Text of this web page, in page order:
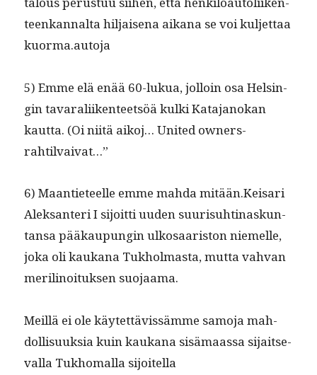
teenkannal­ta hil­jaise­na aikana se voi kul­jet­taa
kuorma.autoja
5) Emme elä enää 60-lukua, jol­loin osa Helsin­
gin tavar­ali­iken­teet­söä kul­ki Kata­janokan
kaut­ta. (Oi niitä aikoj… Unit­ed own­ers-
rahtilvaivat…”
6) Maanti­eteelle emme mah­da mitään.Keisari
Alek­san­teri I sijoit­ti uuden suurisuhti­naskun­
tansa pääkaupun­gin ulkosaaris­ton niemelle,
joka oli kaukana Tukhol­mas­ta, mut­ta vah­van
mer­ili­noituk­sen suojaama.
Meil­lä ei ole käytet­tävis­sämme samo­ja mah­
dol­lisuuk­sia kuin kaukana sisä­maas­sa sijait­se­
val­la Tukhoma­l­la sijoitel­la